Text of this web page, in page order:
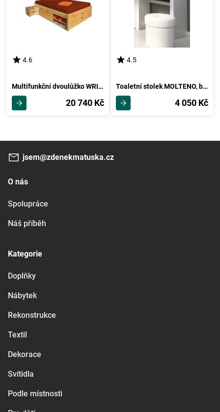
4.6
Multifunkční dvoulůžko WRIGHTSON 160x200 cm, masiv borovice
20 740 Kč
4.5
Toaletní stolek MOLTENO, bílá/černý lesk, 5 let záruka
4 050 Kč
jsem@zdenekmatuska.cz
O nás
Spolupráce
Náš příběh
Kategorie
Doplňky
Nábytek
Rekonstrukce
Textil
Dekorace
Svítidla
Podle místnosti